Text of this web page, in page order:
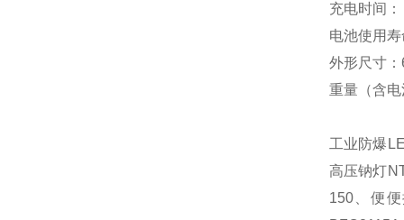
充电时间：
电池使用
外形尺寸：
重量（含
工业防爆
高压钠灯
150、便